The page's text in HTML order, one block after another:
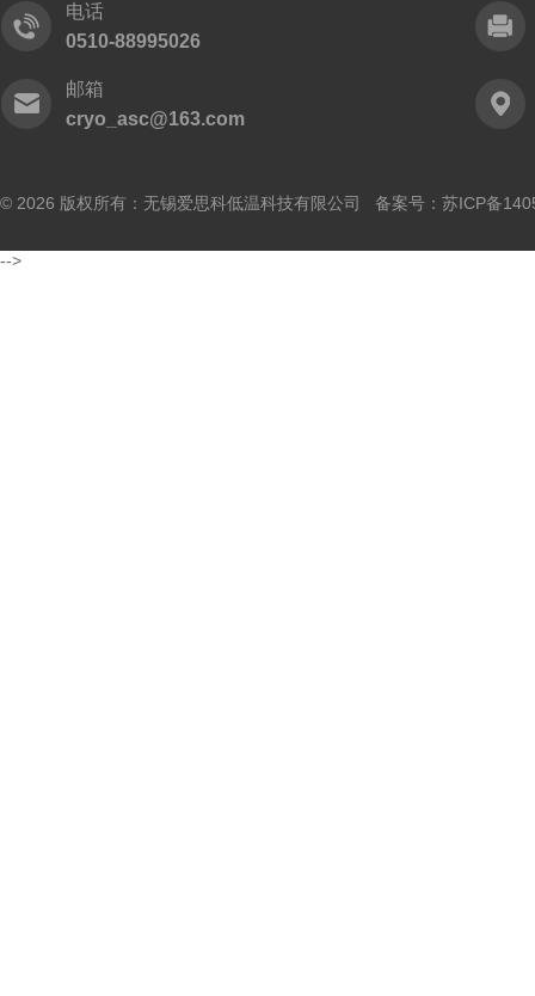
电话
0510-88995026
邮箱
cryo_asc@163.com
© 2026 版权所有：无锡爱思科低温科技有限公司 备案号： 苏ICP备
-->